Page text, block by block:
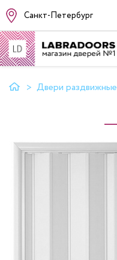
Санкт-Петербург
Двери раздвижные